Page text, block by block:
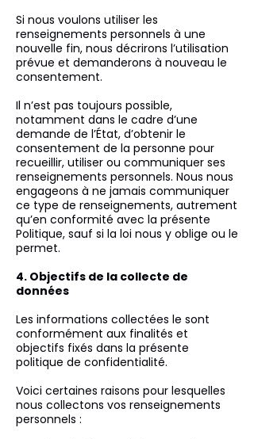
Si nous voulons utiliser les
renseignements personnels à une
nouvelle fin, nous décrirons l’utilisation
prévue et demanderons à nouveau le
consentement.
Il n’est pas toujours possible,
notamment dans le cadre d’une
demande de l’État, d’obtenir le
consentement de la personne pour
recueillir, utiliser ou communiquer ses
renseignements personnels. Nous nous
engageons à ne jamais communiquer
ce type de renseignements, autrement
qu’en conformité avec la présente
Politique, sauf si la loi nous y oblige ou le
permet.
4. Objectifs de la collecte de
données
Les informations collectées le sont
conformément aux finalités et
objectifs fixés dans la présente
politique de confidentialité.
Voici certaines raisons pour lesquelles
nous collectons vos renseignements
personnels :